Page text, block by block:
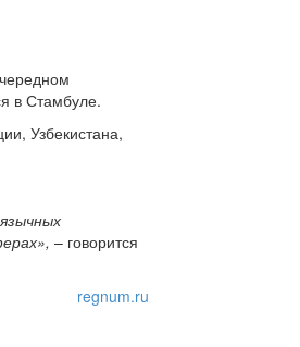
в Стамбуле.
Узбекистана,
– говорится
regnum.ru